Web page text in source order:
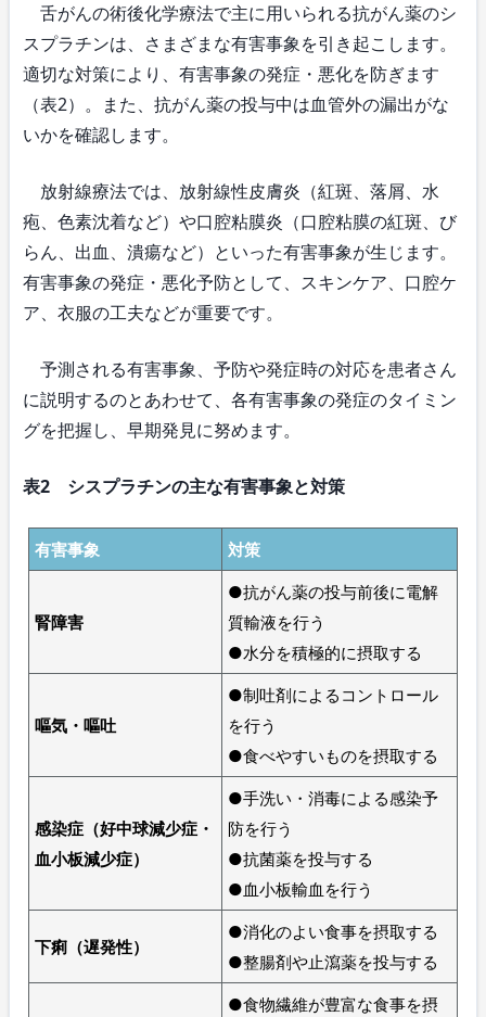
舌がんの術後化学療法で主に用いられる抗がん薬のシ
スプラチンは、さまざまな有害事象を引き起こします。
適切な対策により、有害事象の発症・悪化を防ぎます
（表2）。また、抗がん薬の投与中は血管外の漏出がな
いかを確認します。
放射線療法では、放射線性皮膚炎（紅斑、落屑、水
疱、色素沈着など）や口腔粘膜炎（口腔粘膜の紅斑、び
らん、出血、潰瘍など）といった有害事象が生じます。
有害事象の発症・悪化予防として、スキンケア、口腔ケ
ア、衣服の工夫などが重要です。
予測される有害事象、予防や発症時の対応を患者さん
に説明するのとあわせて、各有害事象の発症のタイミン
グを把握し、早期発見に努めます。
表2 シスプラチンの主な有害事象と対策
有害事象 対策
腎障害
●抗がん薬の投与前後に電解
質輸液を行う
●水分を積極的に摂取する
嘔気・嘔吐
●制吐剤によるコントロール
を行う
●食べやすいものを摂取する
感染症（好中球減少症・
血小板減少症）
●手洗い・消毒による感染予
防を行う
●抗菌薬を投与する
●血小板輸血を行う
下痢（遅発性）
●消化のよい食事を摂取する
●整腸剤や止瀉薬を投与する
●食物繊維が豊富な食事を摂